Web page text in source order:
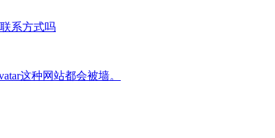
系方式吗
这种网站都会被墙。